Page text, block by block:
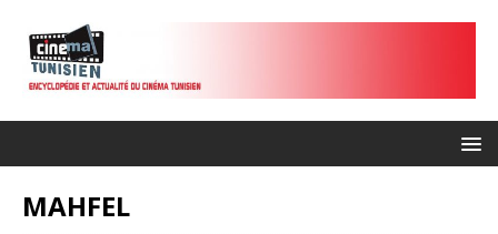
MAHFEL